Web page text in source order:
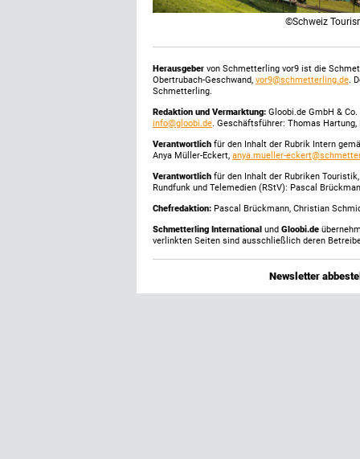
©Schweiz
Herausgeber von Schmetterling vor9 ist die
Obertrubach-Geschwand, vor9@schmetterling.de.
Schmetterling.
Redaktion und Vermarktung: Gloobi.de GmbH &
info@gloobi.de. Geschäftsführer: Thomas
Verantwortlich für den Inhalt der Rubrik Intern
Anya Müller-Eckert, anya.mueller-
Verantwortlich für den Inhalt der Rubriken
Rundfunk und Telemedien (RStV): Pascal
Chefredaktion: Pascal Brückmann, Christian
Schmetterling International und Gloobi.de
verlinkten Seiten sind ausschließlich deren
Newsletter